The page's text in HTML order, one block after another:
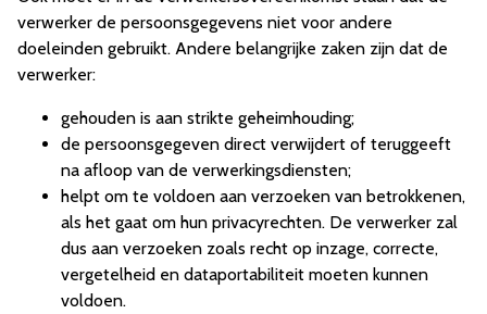
verwerker de persoonsgegevens niet voor andere
doeleinden gebruikt. Andere belangrijke zaken zijn dat de
verwerker:
gehouden is aan strikte geheimhouding;
de persoonsgegeven direct verwijdert of teruggeeft
na afloop van de verwerkingsdiensten;
helpt om te voldoen aan verzoeken van betrokkenen,
als het gaat om hun privacyrechten. De verwerker zal
dus aan verzoeken zoals recht op inzage, correcte,
vergetelheid en dataportabiliteit moeten kunnen
voldoen.